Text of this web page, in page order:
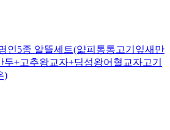
인5종 알뜰세트(얇피통통고기잎새만
두+고추왕교자+딤섬왕어혈교자고기
)